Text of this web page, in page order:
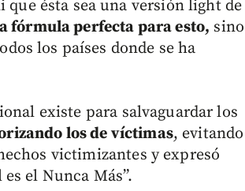
ésta sea una versión light de
fórmula perfecta para esto, sino
los países donde se ha
existe para salvaguardar los
los de víctimas, evitando
victimizantes y expresó
el Nunca Más”.